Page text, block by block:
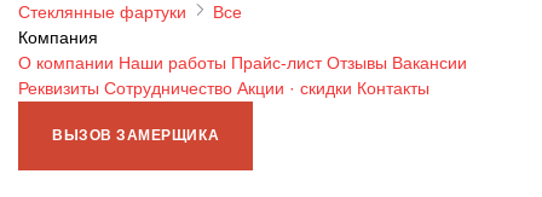
Стеклянные фартуки
Все
Компания
О компании Наши работы Прайс-лист Отзывы Вакансии
Реквизиты Сотрудничество Акции · скидки Контакты
ВЫЗОВ ЗАМЕРЩИКА